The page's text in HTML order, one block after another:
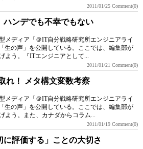
2011/01/25 Comment(0)
ハンデでも不幸でもない
メディア「＠IT自分戦略研究所エンジニアライ
生の声」を公開している。ここでは、編集部が
よう。『ITエンジニアとして...
2011/01/21 Comment(0)
れ！ メタ構文変数考察
メディア「＠IT自分戦略研究所エンジニアライ
生の声」を公開している。ここでは、編集部が
よう。また、カナダからコラム...
2011/01/19 Comment(0)
に評価する」ことの大切さ